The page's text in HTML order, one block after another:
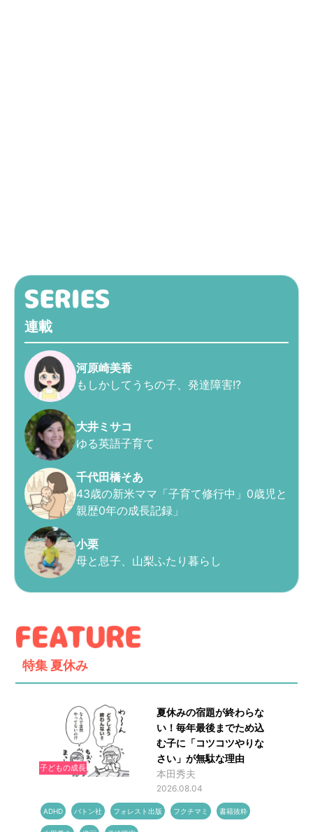
連載
河原崎美香
もしかしてうちの子、発達障害!?
大井ミサコ
ゆる英語子育て
千代田橋そあ
43歳の新米ママ「子育て修行中」0歳児と
親歴0年の成長記録」
小栗
母と息子、山梨ふたり暮らし
特集 夏休み
子どもの成長
夏休みの宿題が終わらな
い！毎年最後までため込
む子に「コツコツやりな
さい」が無駄な理由
本田秀夫
2026.08.04
ADHD バトン社 フォレスト出版 フクチマミ 書籍抜粋